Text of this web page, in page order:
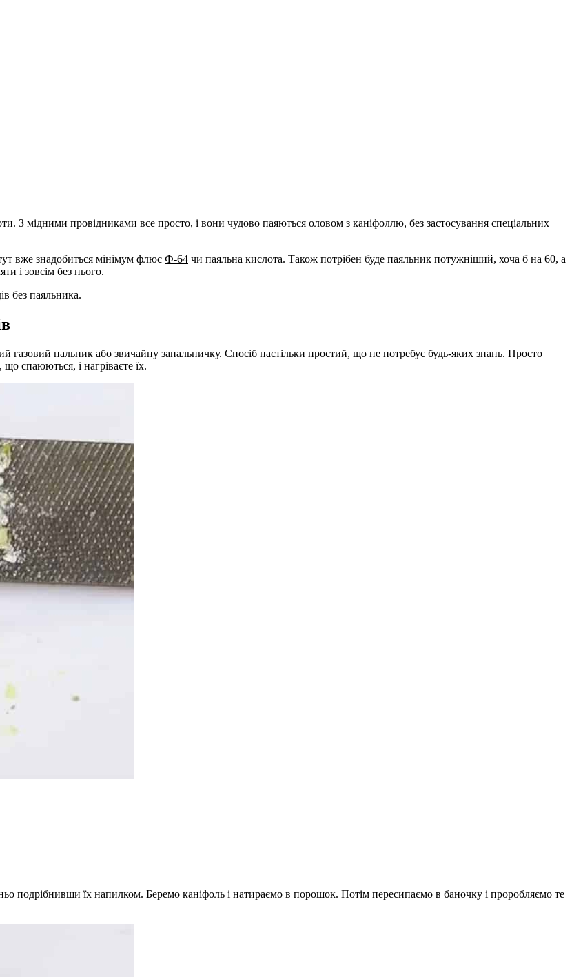
З мідними провідниками все просто, і вони чудово паяються оловом з каніфоллю, без застосування спеціальних
вже знадобиться мінімум флюс Ф-64 чи паяльна кислота. Також потрібен буде паяльник потужніший, хоча б на 60, а
і зовсім без нього.
без паяльника.
газовий пальник або звичайну запальничку. Спосіб настільки простий, що не потребує будь-яких знань. Просто
спаюються, і нагріваєте їх.
подрібнивши їх напилком. Беремо каніфоль і натираємо в порошок. Потім пересипаємо в баночку і проробляємо те